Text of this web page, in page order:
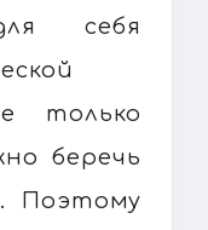
себя
только
беречь
Поэтому